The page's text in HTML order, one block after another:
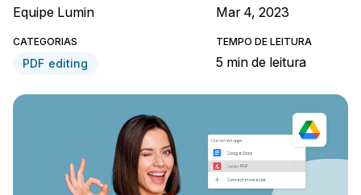
Equipe Lumin Mar 4, 2023
CATEGORIAS
PDF editing
TEMPO DE LEITURA
5 min de leitura